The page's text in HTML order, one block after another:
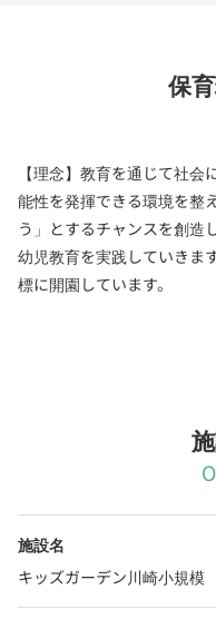
保
【理念】教育を通じて社
能性を発揮できる環境を整
う」とするチャンスを創造
幼児教育を実践していきま
標に開園しています。
施設名
キッズガーデン川崎小規模